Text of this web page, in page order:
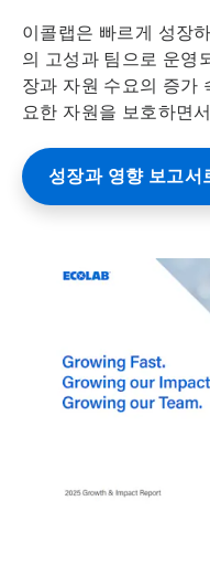
이콜랩은 빠르게 성장
의 고성과 팀으로 운영
장과 자원 수요의 증가
요한 자원을 보호하면
성장과 영향 보고서